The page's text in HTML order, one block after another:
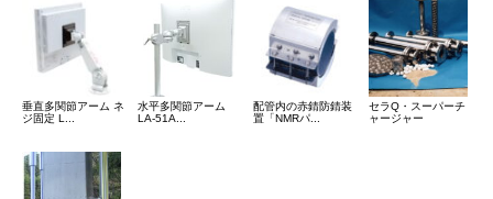
垂直多関節アーム ネ
ジ固定 L...
水平多関節アーム
LA-51A...
配管内の赤錆防錆装
置「NMRパ...
セラQ・スーパーチ
ャージャー